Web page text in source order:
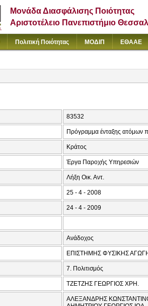
Μονάδα Διασφάλισης Ποιότητας
Αριστοτέλειο Πανεπιστήμιο
Πολιτική Ποιότητας ΜΟΔΙΠ ΕΘΑΑΕ
83532
Πρόγραμμα ένταξης ατόμων
Κράτος
Έργα Παροχής Υπηρεσιών
Λήξη Οικ. Αντ.
25 - 4 - 2008
24 - 4 - 2009
Ανάδοχος
ΕΠΙΣΤΗΜΗΣ ΦΥΣΙΚΗΣ
7. Πολιτισμός
ΤΖΕΤΖΗΣ ΓΕΩΡΓΙΟΣ ΧΡΗ.
ΑΛΕΞΑΝΔΡΗΣ